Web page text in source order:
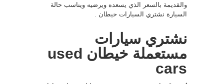
والقديمة بالسعر الذي يسعده ويرضيه ويناسب حالة
السيارة نشتري السيارات خيطان .
نشتري سيارات
مستعملة خيطان used
cars